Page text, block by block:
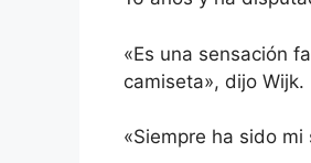
«Es una sensación
camiseta», dijo Wijk.
«Siempre ha sido